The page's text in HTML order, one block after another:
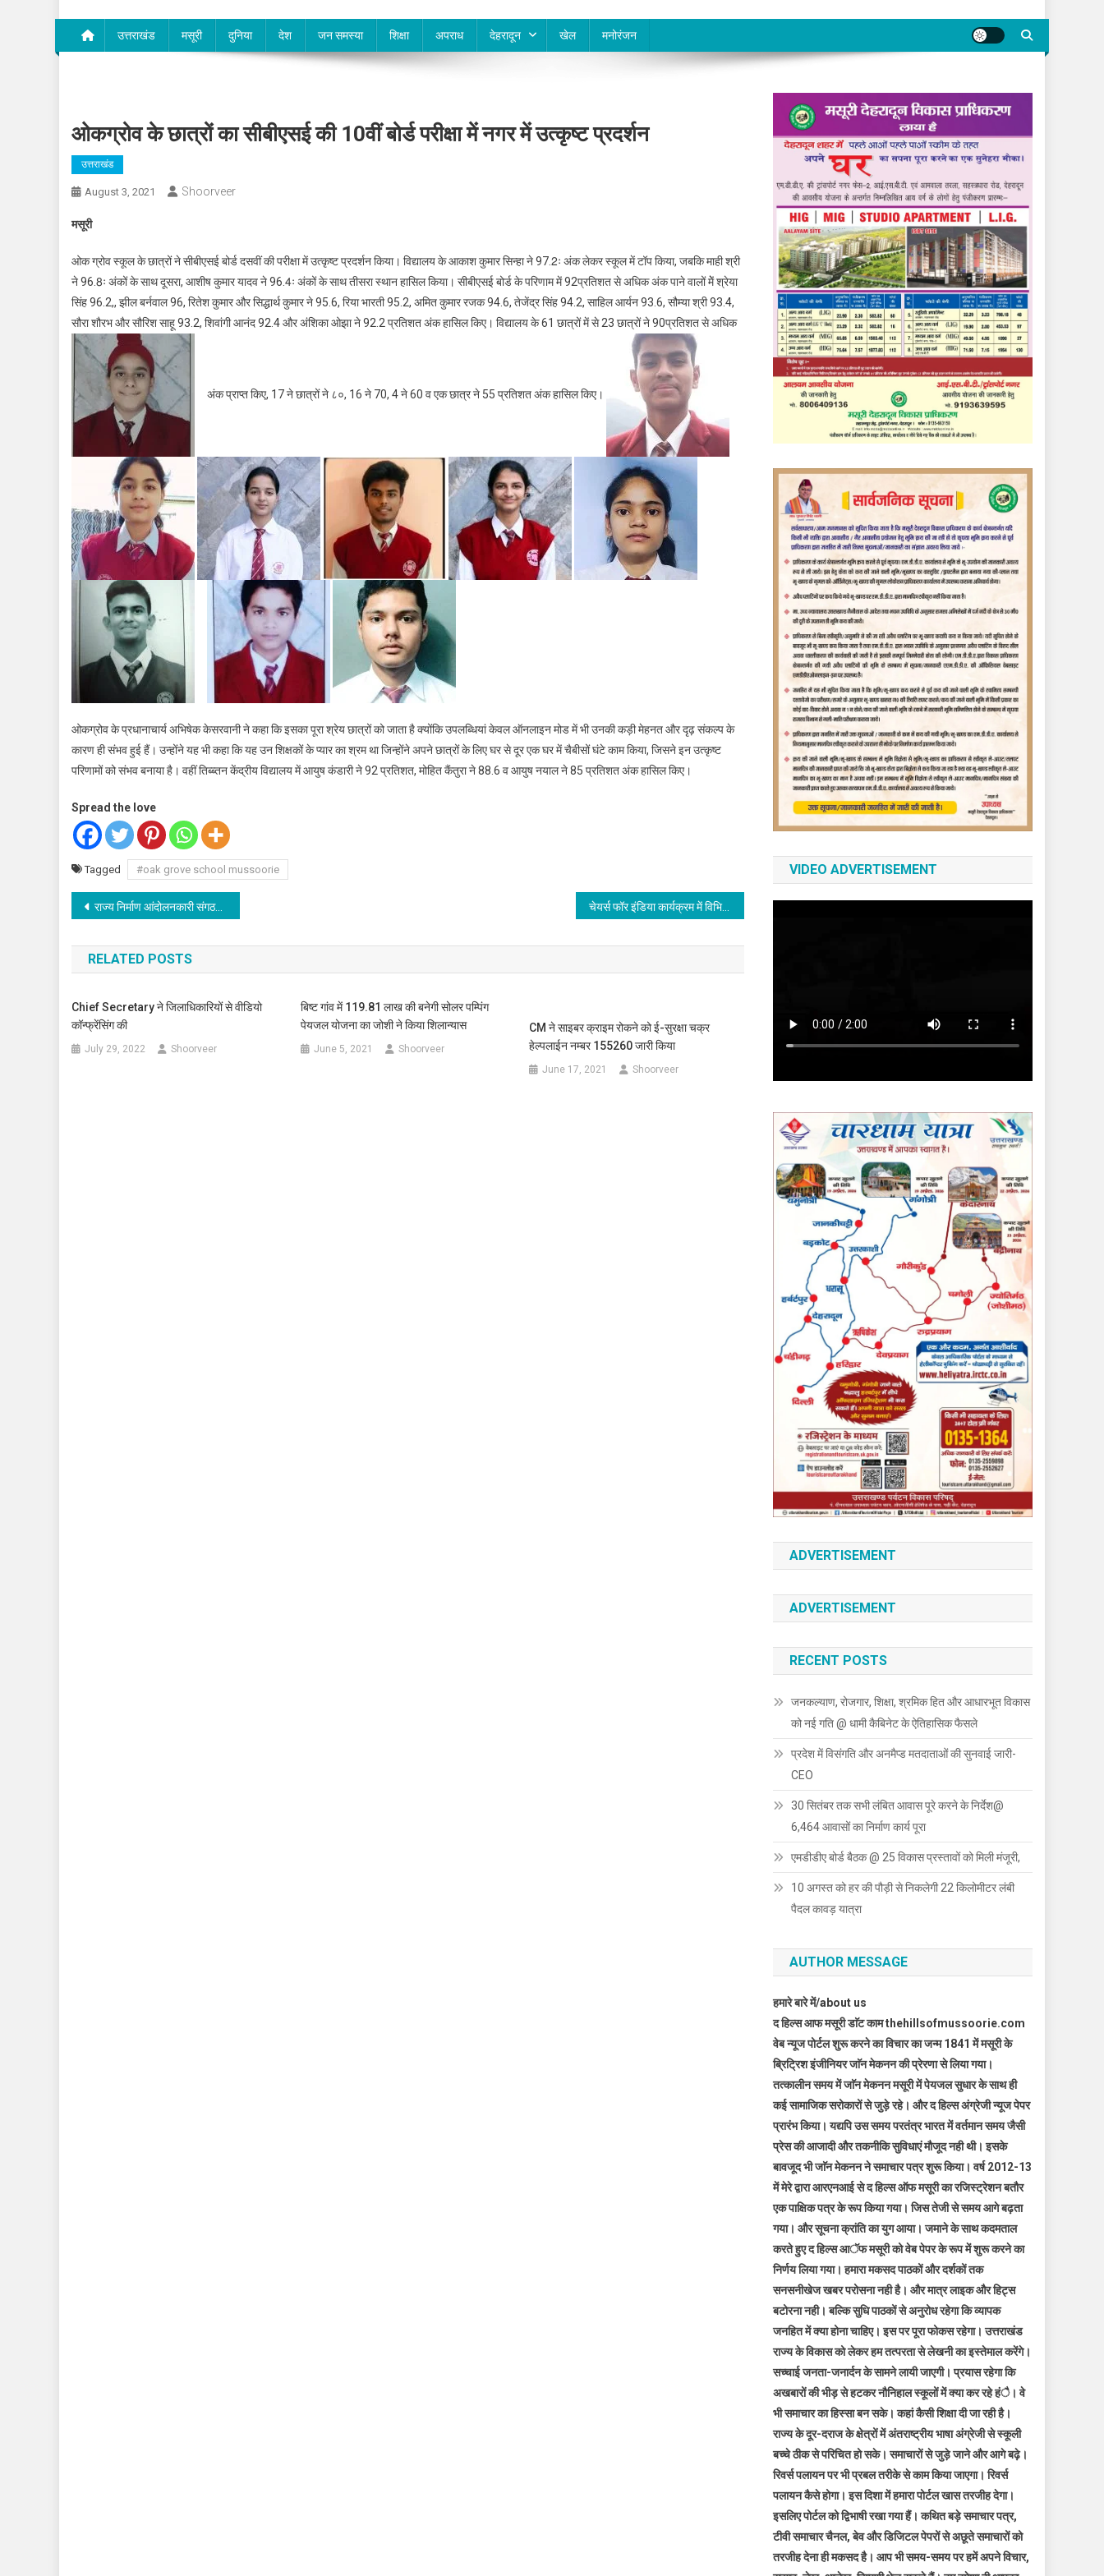
उत्तराखंड मसूरी दुनिया देश जन समस्या शिक्षा अपराध देहरादून खेल मनोरंजन
ओकग्रोव के छात्रों का सीबीएसई की 10वीं बोर्ड परीक्षा में नगर में उत्कृष्ट प्रदर्शन
उत्तराखंड
August 3, 2021 Shoorveer
मसूरी
ओक ग्रोव स्कूल के छात्रों ने सीबीएसई बोर्ड दसवीं की परीक्षा में उत्कृष्ट प्रदर्शन किया। विद्यालय के आकाश कुमार सिन्हा ने 97.2ः अंक लेकर स्कूल में टॉप किया, जबकि माही श्री
ने 96.8ः अंकों के साथ दूसरा, आशीष कुमार यादव ने 96.4ः अंकों के साथ तीसरा स्थान हासिल किया। सीबीएसई बोर्ड के परिणाम में 92प्रतिशत से अधिक अंक पाने वालों मेें श्रेया
सिंह 96.2,, झील बर्नवाल 96, रितेश कुमार और सिद्धार्थ कुमार ने 95.6, रिया भारती 95.2, अमित कुमार रजक 94.6, तेजेंद्र सिंह 94.2, साहिल आर्यन 93.6, सौम्या श्री 93.4,
सौरा शौरभ और सौरिश साहू 93.2, शिवांगी आनंद 92.4 और अंशिका ओझा ने 92.2 प्रतिशत अंक हासिल किए। विद्यालय के 61 छात्रों में से 23 छात्रों ने 90प्रतिशत से अधिक
अंक प्राप्त किए, 17 ने छात्रों ने ८०, 16 ने 70, 4 ने 60 व एक छात्र ने 55 प्रतिशत अंक हासिल किए।
ओकग्रोव के प्रधानाचार्य अभिषेक केसरवानी ने कहा कि इसका पूरा श्रेय छात्रों को जाता है क्योंकि उपलब्धियां केवल ऑनलाइन मोड में भी उनकी कड़ी मेहनत और दृढ़ संकल्प के
कारण ही संभव हुई हैं। उन्होंने यह भी कहा कि यह उन शिक्षकों के प्यार का श्रम था जिन्होंने अपने छात्रों के लिए घर से दूर एक घर में चैबीसों घंटे काम किया, जिसने इन उत्कृष्ट
परिणामों को संभव बनाया है। वहीं तिब्ब्तन केंद्रीय विद्यालय में आयुष कंडारी ने 92 प्रतिशत, मोहित कैंतुरा ने 88.6 व आयुष नयाल ने 85 प्रतिशत अंक हासिल किए।
Spread the love
Tagged #oak grove school mussoorie
Post
navigation
राज्य निर्माण आंदोलनकारी संगठन ने विभिन्न मांगो को लेकर धरना दिया चेयर्स फॉर इंडिया कार्यक्रम में विभिन्न प्रतियोगिता आयोजित की गई
RELATED POSTS
Chief Secretary ने जिलाधिकारियों से वीडियो
कॉन्फ्रेंसिंग की
July 29, 2022 Shoorveer
बिष्ट गांव में 119.81 लाख की बनेगी सोलर पम्पिंग
पेयजल योजना का जोशी ने किया शिलान्यास
June 5, 2021 Shoorveer
CM ने साइबर क्राइम रोकने को ई-सुरक्षा चक्र
हेल्पलाईन नम्बर 155260 जारी किया
June 17, 2021 Shoorveer
VIDEO ADVERTISEMENT
ADVERTISEMENT
ADVERTISEMENT
RECENT POSTS
जनकल्याण, रोजगार, शिक्षा, श्रमिक हित और आधारभूत विकास
को नई गति @ धामी कैबिनेट के ऐतिहासिक फैसले
प्रदेश में विसंगति और अनमैप्ड मतदाताओं की सुनवाई जारी-
CEO
30 सितंबर तक सभी लंबित आवास पूरे करने के निर्देश@
6,464 आवासों का निर्माण कार्य पूरा
एमडीडीए बोर्ड बैठक @ 25 विकास प्रस्तावों को मिली मंजूरी,
10 अगस्त को हर की पौड़ी से निकलेगी 22 किलोमीटर लंबी
पैदल कावड़ यात्रा
AUTHOR MESSAGE
हमारे बारे में/about us
द हिल्स आफ मसूरी डाॅट काम thehillsofmussoorie.com
वेब न्यूज पोर्टल शुरू करने का विचार का जन्म 1841 में मसूरी के
ब्रिट्रिश इंजीनियर जाॅन मेकनन की प्रेरणा से लिया गया।
तत्कालीन समय में जाॅन मेकनन मसूरी में पेयजल सुधार के साथ ही
कई सामाजिक सरोकारों से जुड़े रहे। और द हिल्स अंग्रेजी न्यूज पेपर
प्रारंभ किया। यद्यपि उस समय परतंत्र भारत में वर्तमान समय जैसी
प्रेस की आजादी और तकनीकि सुविधाएं मौजूद नही थी। इसके
बावजूद भी जाॅन मेकनन ने समाचार पत्र शुरू किया। वर्ष 2012-13
में मेरे द्वारा आरएनआई से द हिल्स ऑफ मसूरी का रजिस्ट्रेशन बतौर
एक पाक्षिक पत्र के रूप किया गया। जिस तेजी से समय आगे बढ़ता
गया। और सूचना क्रांति का युग आया। जमाने के साथ कदमताल
करते हुए द हिल्स आॅफ मसूरी को वेब पेपर के रूप में शुरू करने का
निर्णय लिया गया। हमारा मकसद पाठकों और दर्शकों तक
सनसनीखेज खबर परोसना नही है। और मात्र लाइक और हिट्स
बटोरना नही। बल्कि सुधि पाठकों से अनुरोध रहेगा कि व्यापक
जनहित में क्या होना चाहिए। इस पर पूरा फोकस रहेगा। उत्तराखंड
राज्य के विकास को लेकर हम तत्परता से लेखनी का इस्तेमाल करेंगे।
सच्चाई जनता-जनार्दन के सामने लायी जाएगी। प्रयास रहेगा कि
अखबारों की भीड़ से हटकर नौनिहाल स्कूलों में क्या कर रहे हंै। वे
भी समाचार का हिस्सा बन सके। कहां कैसी शिक्षा दी जा रही है।
राज्य के दूर-दराज के क्षेत्रों में अंतराष्ट्रीय भाषा अंग्रेजी से स्कूली
बच्चे ठीक से परिचित हो सके। समाचारों से जुड़े जाने और आगे बढ़े।
रिवर्स पलायन पर भी प्रबल तरीके से काम किया जाएगा। रिवर्स
पलायन कैसे होगा। इस दिशा में हमारा पोर्टल खास तरजीह देगा।
इसलिए पोर्टल को द्विभाषी रखा गया हैं। कथित बड़े समाचार पत्र,
टीवी समाचार चैनल, बेव और डिजिटल पेपरों से अछूते समाचारों को
तरजीह देना ही मकसद है। आप भी समय-समय पर हमें अपने विचार,